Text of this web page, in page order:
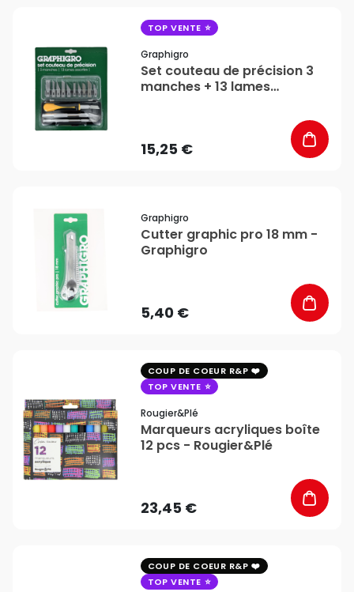
TOP VENTE
Graphigro
Set couteau de précision 3
manches + 13 lames
15,25 €
Graphigro
Cutter graphic pro 18 mm -
Graphigro
5,40 €
COUP DE COEUR R&P
TOP VENTE
Rougier&plé
Marqueurs acryliques boîte
12 pcs - Rougier&Plé
23,45 €
COUP DE COEUR R&P
TOP VENTE